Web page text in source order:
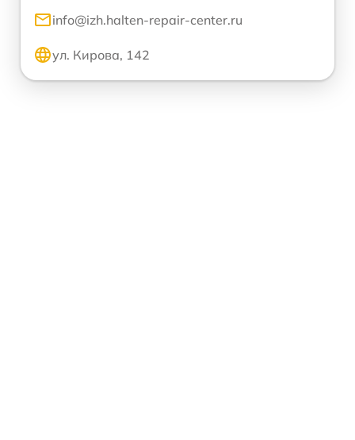
info@izh.halten-repair-center.ru
ул. Кирова, 142